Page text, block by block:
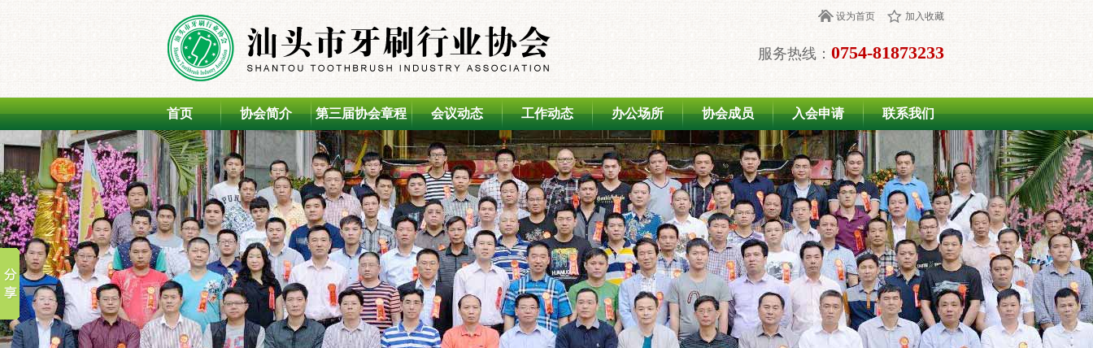
服务热线： 0754-81873233
设为首页 加入收藏
首页 协会简介 第三届协会章程 会议动态 工作动态 办公场所 协会成员 入会申请 联系我们